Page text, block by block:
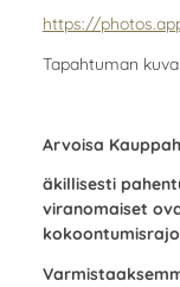
https://
Tapahtuman
Arvoisa
äkillisesti
viranomaiset